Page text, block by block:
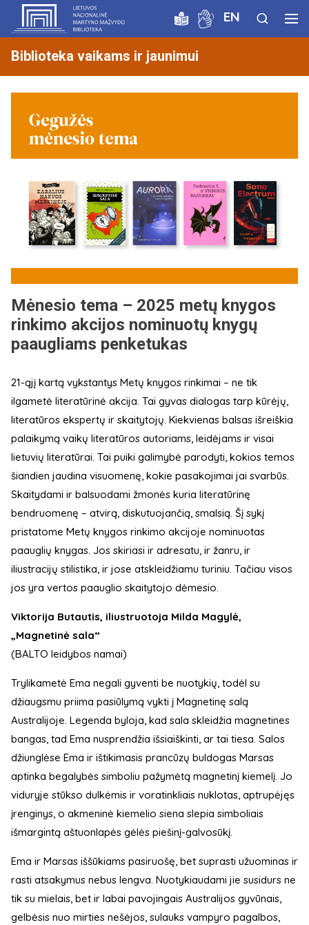
EN
Biblioteka vaikams ir jaunimui
Mėnesio tema – 2025 metų knygos
rinkimo akcijos nominuotų knygų
paaugliams penketukas
21-ąjį kartą vykstantys Metų knygos rinkimai – ne tik
ilgametė literatūrinė akcija. Tai gyvas dialogas tarp kūrėjų,
literatūros ekspertų ir skaitytojų. Kiekvienas balsas išreiškia
palaikymą vaikų literatūros autoriams, leidėjams ir visai
lietuvių literatūrai. Tai puiki galimybė parodyti, kokios temos
šiandien jaudina visuomenę, kokie pasakojimai jai svarbūs.
Skaitydami ir balsuodami žmonės kuria literatūrinę
bendruomenę – atvirą, diskutuojančią, smalsią. Šį sykį
pristatome Metų knygos rinkimo akcijoje nominuotas
paauglių knygas. Jos skiriasi ir adresatu, ir žanru, ir
iliustracijų stilistika, ir jose atskleidžiamu turiniu. Tačiau visos
jos yra vertos paauglio skaitytojo dėmesio.
Viktorija Butautis, iliustruotoja Milda Magylė,
„Magnetinė sala“
(BALTO leidybos namai)
Trylikametė Ema negali gyventi be nuotykių, todėl su
džiaugsmu priima pasiūlymą vykti į Magnetinę salą
Australijoje. Legenda byloja, kad sala skleidžia magnetines
bangas, tad Ema nusprendžia išsiaiškinti, ar tai tiesa. Salos
džiunglėse Ema ir ištikimasis prancūzų buldogas Marsas
aptinka begalybės simboliu pažymėtą magnetinį kiemelį. Jo
viduryje stūkso dulkėmis ir voratinkliais nuklotas, aptrupėjęs
įrenginys, o akmeninė kiemelio siena slepia simboliais
išmargintą aštuonlapės gėlės piešinį-galvosūkį.
Ema ir Marsas iššūkiams pasiruošę, bet suprasti užuominas ir
rasti atsakymus nebus lengva. Nuotykiaudami jie susidurs ne
tik su mielais, bet ir labai pavojingais Australijos gyvūnais,
gelbėsis nuo mirties nešėjos, sulauks vampyro pagalbos,